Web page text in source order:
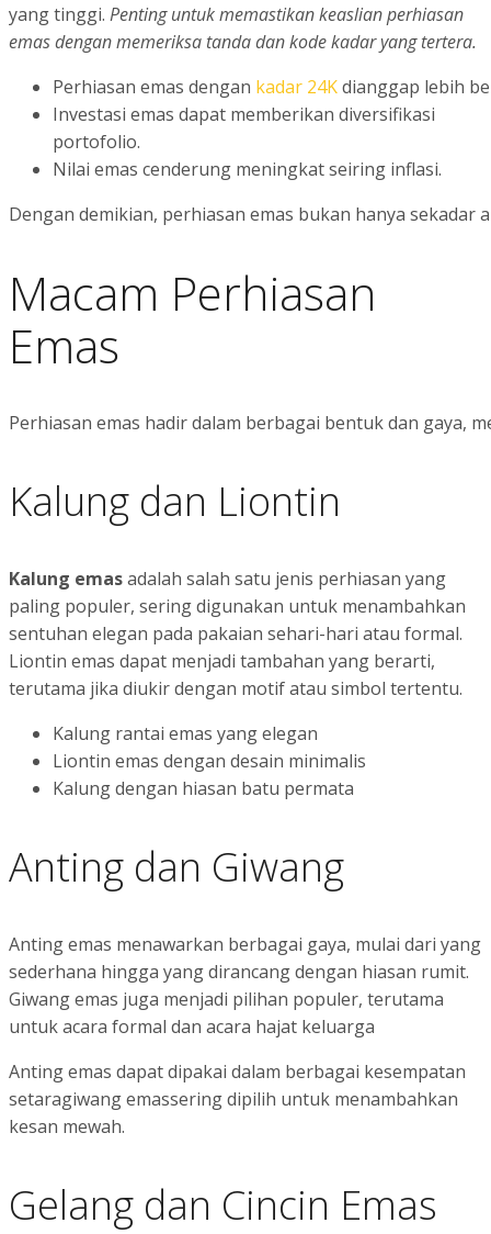
yang tinggi. Penting untuk memastikan keaslian perhiasan
emas dengan memeriksa tanda dan kode kadar yang tertera.
Perhiasan emas dengan kadar 24Kdianggap lebih
Investasi emas dapat memberikan diversifikasi
portofolio.
Nilai emas cenderung meningkat seiring inflasi.
Dengan demikian, perhiasan emas bukan hanya
Macam Perhiasan
Emas
Perhiasan emas hadir dalam berbagai bentuk dan gaya,
Kalung dan Liontin
Kalung emasadalah salah satu jenis perhiasan yang
paling populer, sering digunakan untuk menambahkan
sentuhan elegan pada pakaian sehari-hari atau formal.
Liontin emas dapat menjadi tambahan yang berarti,
terutama jika diukir dengan motif atau simbol tertentu.
Kalung rantai emas yang elegan
Liontin emas dengan desain minimalis
Kalung dengan hiasan batu permata
Anting dan Giwang
Anting emas menawarkan berbagai gaya, mulai dari yang
sederhana hingga yang dirancang dengan hiasan rumit.
Giwang emas juga menjadi pilihan populer, terutama
untuk acara formal dan acara hajat keluarga
Anting emas dapat dipakai dalam berbagai kesempatan
setaragiwang emassering dipilih untuk menambahkan
kesan mewah.
Gelang dan Cincin Emas